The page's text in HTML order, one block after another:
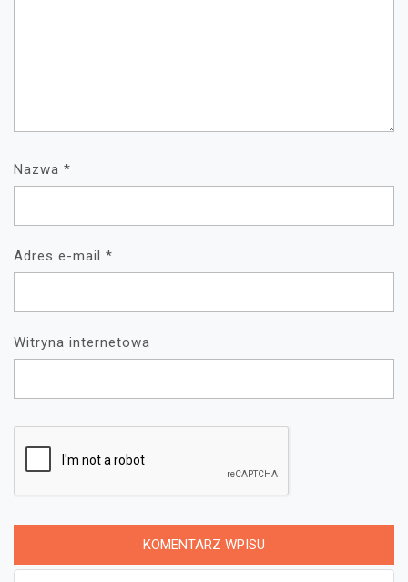
Nazwa *
Adres e-mail *
Witryna internetowa